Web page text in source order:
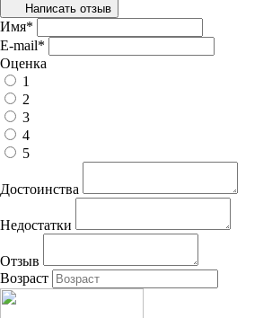
Написать отзыв
Имя*
E-mail*
Оценка
1
2
3
4
5
Достоинства
Недостатки
Отзыв
Возраст